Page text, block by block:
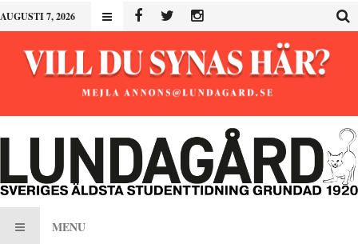
AUGUSTI 7, 2026
MENU